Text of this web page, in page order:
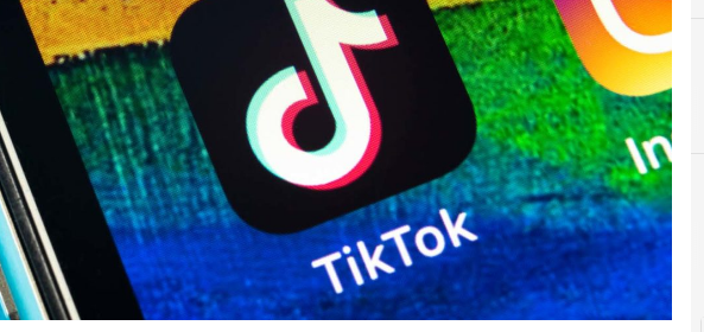
C conservazione digitale C crittografia